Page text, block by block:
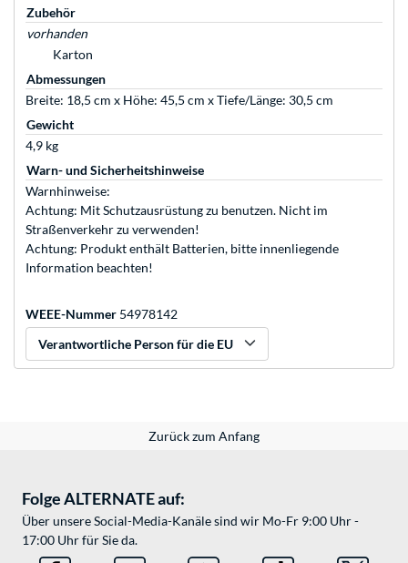
Zubehör
vorhanden
Karton
Abmessungen
Breite: 18,5 cm x Höhe: 45,5 cm x Tiefe/Länge: 30,5 cm
Gewicht
4,9 kg
Warn- und Sicherheitshinweise
Warnhinweise:
Achtung: Mit Schutzausrüstung zu benutzen. Nicht im
Straßenverkehr zu verwenden!
Achtung: Produkt enthält Batterien, bitte innenliegende
Information beachten!
WEEE-Nummer 54978142
Verantwortliche Person für die EU
Zurück zum Anfang
Folge ALTERNATE auf:
Über unsere Social-Media-Kanäle sind wir Mo-Fr 9:00 Uhr -
17:00 Uhr für Sie da.